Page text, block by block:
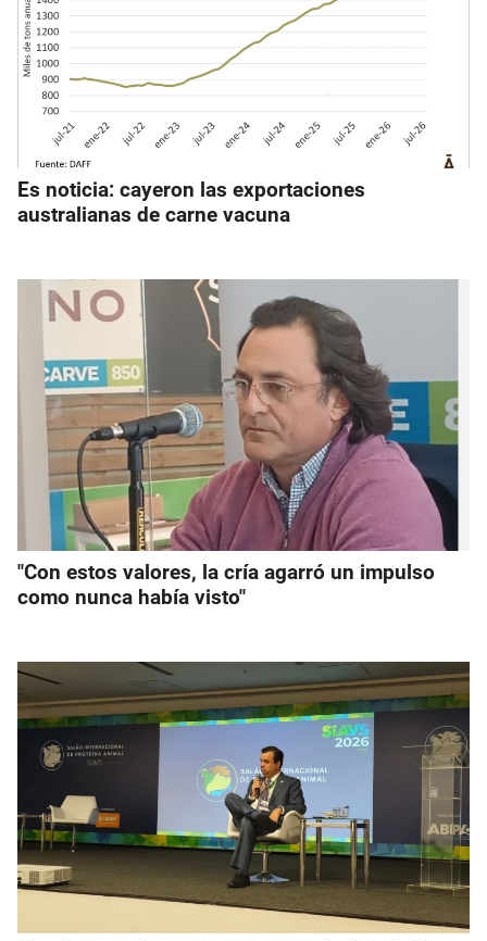
Es noticia: cayeron las exportaciones
australianas de carne vacuna
"Con estos valores, la cría agarró un impulso
como nunca había visto"